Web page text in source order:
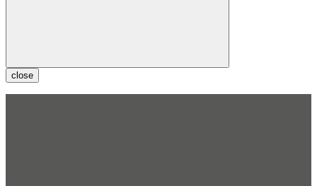
close